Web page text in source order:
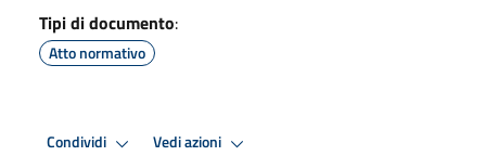
Tipi di documento:
Atto normativo
Condividi Vedi azioni